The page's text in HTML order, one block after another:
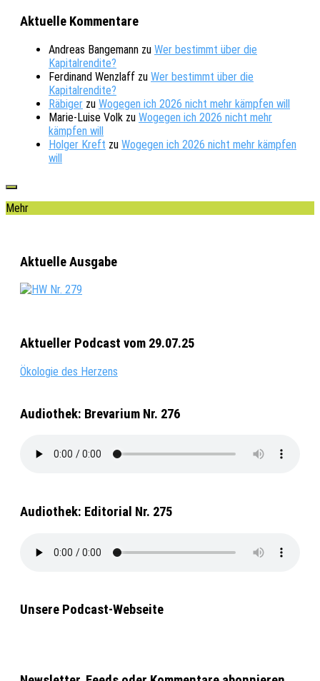
Aktuelle Kommentare
Andreas Bangemann zu Wer bestimmt über die
Kapitalrendite?
Ferdinand Wenzlaff zu Wer bestimmt über die
Kapitalrendite?
Räbiger zu Wogegen ich 2026 nicht mehr kämpfen will
Marie-Luise Volk zu Wogegen ich 2026 nicht mehr
kämpfen will
Holger Kreft zu Wogegen ich 2026 nicht mehr kämpfen
will
Mehr
Aktuelle Ausgabe
Aktueller Podcast vom 29.07.25
Ökologie des Herzens
Audiothek: Brevarium Nr. 276
Audiothek: Editorial Nr. 275
Unsere Podcast-Webseite